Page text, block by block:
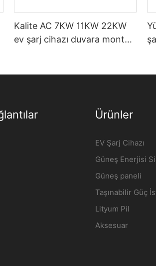
Kalite AC 7KW 11KW 22KW
ev şarj cihazı duvara monte
Ürünler
EV Şarj Cihazı
Güneş Enerjisi
Güneş paneli
Taşınabilir Güç
Lityum Pil
Aksesuar